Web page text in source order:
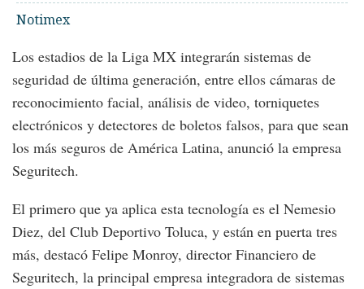
Notimex
Los estadios de la Liga MX integrarán sistemas de
seguridad de última generación, entre ellos cámaras de
reconocimiento facial, análisis de video, torniquetes
electrónicos y detectores de boletos falsos, para que sean
los más seguros de América Latina, anunció la empresa
Seguritech.
El primero que ya aplica esta tecnología es el Nemesio
Diez, del Club Deportivo Toluca, y están en puerta tres
más, destacó Felipe Monroy, director Financiero de
Seguritech, la principal empresa integradora de sistemas